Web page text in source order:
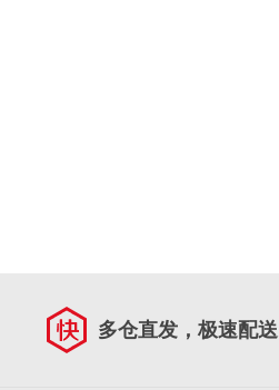
多仓直发，极速配送